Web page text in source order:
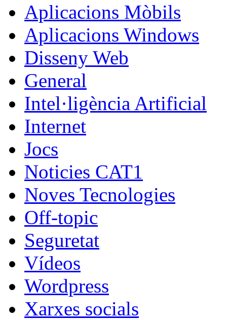
Aplicacions Mòbils
Aplicacions Windows
Disseny Web
General
Intel·ligència Artificial
Internet
Jocs
Noticies CAT1
Noves Tecnologies
Off-topic
Seguretat
Vídeos
Wordpress
Xarxes socials